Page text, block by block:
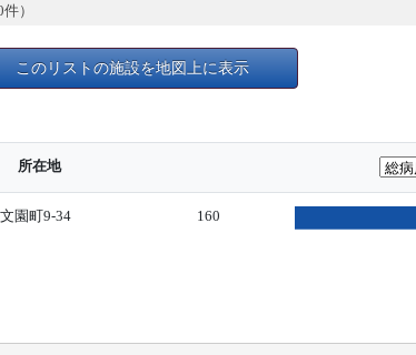
）
このリストの施設を地図上に表示
所在地
園町9-34 160